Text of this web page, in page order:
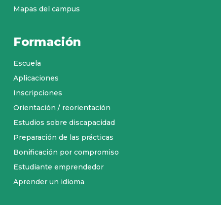
Mapas del campus
Formación
Escuela
Aplicaciones
Inscripciones
Orientación / reorientación
Estudios sobre discapacidad
Preparación de las prácticas
Bonificación por compromiso
Estudiante emprendedor
Aprender un idioma